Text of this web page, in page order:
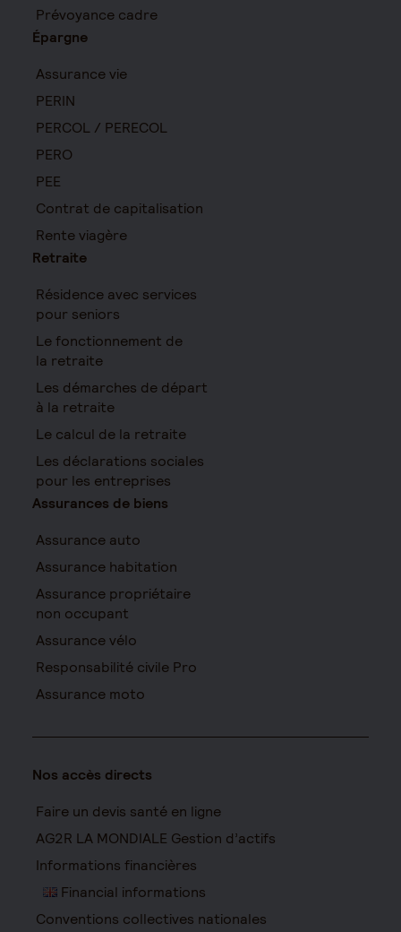
Prévoyance cadre
Épargne
Assurance vie
PERIN
PERCOL / PERECOL
PERO
PEE
Contrat de capitalisation
Rente viagère
Retraite
Résidence avec services
pour seniors
Le fonctionnement de
la retraite
Les démarches de départ
à la retraite
Le calcul de la retraite
Les déclarations sociales
pour les entreprises
Assurances de biens
Assurance auto
Assurance habitation
Assurance propriétaire
non occupant
Assurance vélo
Responsabilité civile Pro
Assurance moto
Nos accès directs
Faire un devis santé en ligne
AG2R LA MONDIALE Gestion d’actifs
Informations financières
Financial informations
Conventions collectives nationales